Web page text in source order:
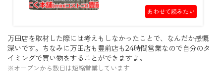
あわせて読みたい
万田店を取材した際には考えもしなかったことで、なんだか感慨
深いです。ちなみに万田店も豊前店も24時間営業なので自分のタ
イミングで買い物をすることができますよ。
※オープンから数日は短縮営業しています